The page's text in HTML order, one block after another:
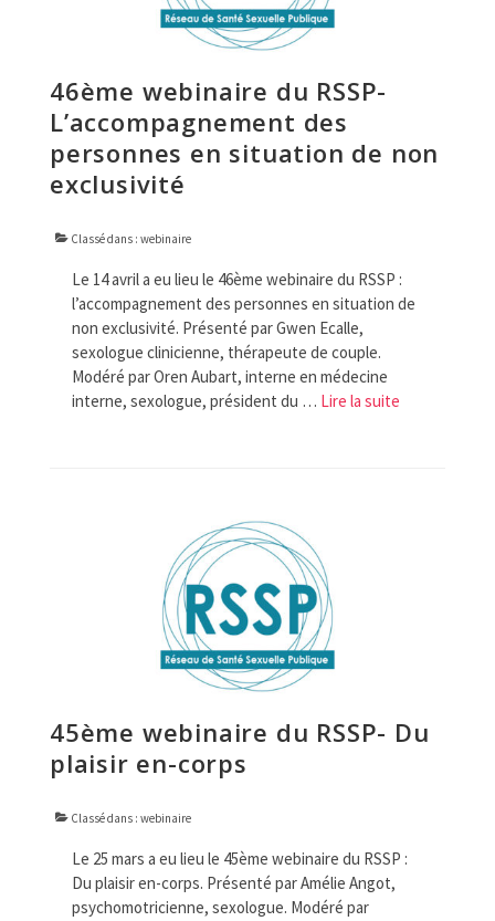
46ème webinaire du RSSP-
L’accompagnement des
personnes en situation de non
exclusivité
Classé dans : webinaire
Le 14 avril a eu lieu le 46ème webinaire du RSSP :
l’accompagnement des personnes en situation de
non exclusivité. Présenté par Gwen Ecalle,
sexologue clinicienne, thérapeute de couple.
Modéré par Oren Aubart, interne en médecine
interne, sexologue, président du … Lire la suite­­
45ème webinaire du RSSP- Du
plaisir en-corps
Classé dans : webinaire
Le 25 mars a eu lieu le 45ème webinaire du RSSP :
Du plaisir en-corps. Présenté par Amélie Angot,
psychomotricienne, sexologue. Modéré par